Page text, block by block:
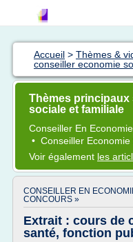
Accueil > Thèmes &
conseiller economie
Thèmes
sociale et familiale
Conseiller En
• Conseiller Economie
Voir également les
CONSEILLER EN
CONCOURS »
Extrait : cours de
santé, fonction